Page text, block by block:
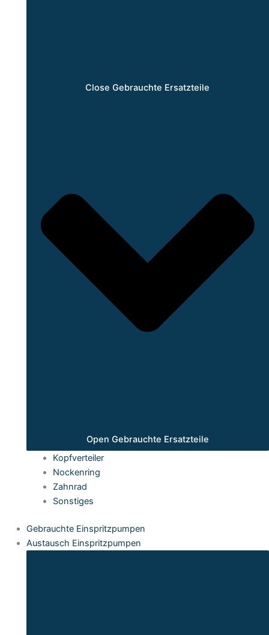
Close Gebrauchte Ersatzteile
Open Gebrauchte Ersatzteile
Kopfverteiler
Nockenring
Zahnrad
Sonstiges
Gebrauchte Einspritzpumpen
Austausch Einspritzpumpen